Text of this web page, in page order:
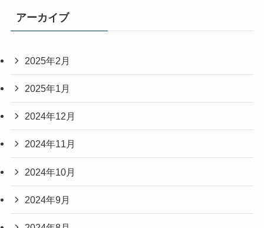
アーカイブ
2025年2月
2025年1月
2024年12月
2024年11月
2024年10月
2024年9月